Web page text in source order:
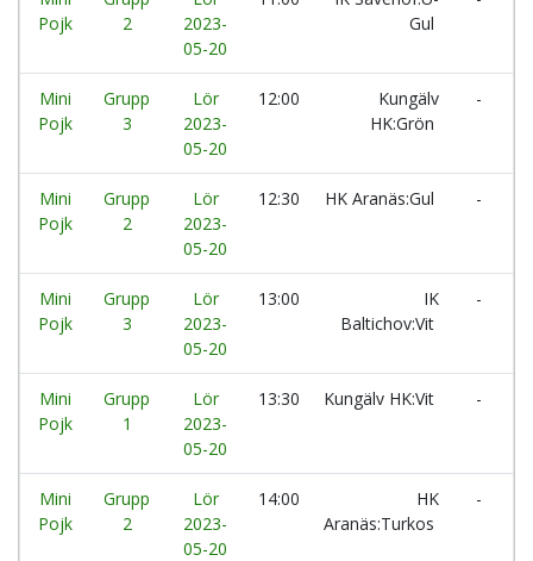
Pojk
2
2023-
05-20
Gul
Mini
Pojk
Grupp
3
Lör
2023-
05-20
12:00
Kungälv
HK:Grön
-
Mini
Pojk
Grupp
2
Lör
2023-
05-20
12:30 HK Aranäs:Gul -
Mini
Pojk
Grupp
3
Lör
2023-
05-20
13:00
IK
Baltichov:Vit
-
Mini
Pojk
Grupp
1
Lör
2023-
05-20
13:30 Kungälv HK:Vit -
Mini
Pojk
Grupp
2
Lör
2023-
05-20
14:00
HK
Aranäs:Turkos
-